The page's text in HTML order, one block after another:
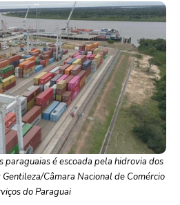
é escoada pela hidrovia dos
Câmara Nacional de Comércio
do Paraguai